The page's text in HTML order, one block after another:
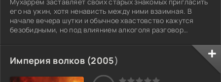
его на ужин, хотя ненависть между ними взаимная. В
начале вечера шутки и обычное хвастовство кажутся
безобидными, но под влиянием алкоголя разговор
Старые обиды всплывают на поверхность, и напряжение
перерастает в конфликт. Наполненный злостью и
жалостью к себе, главный герой покидает вечернюю
компанию и выходит на улицы города. Встреча с
Империя волков (2005)